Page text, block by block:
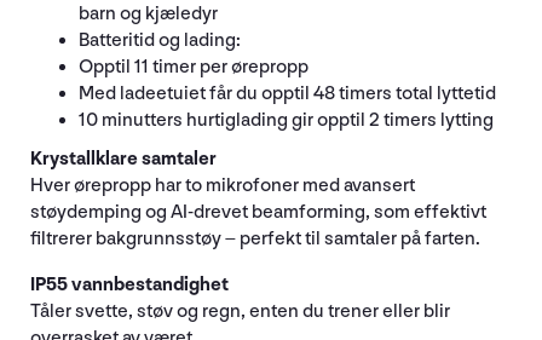
barn og kjæledyr
Batteritid og lading:
Opptil 11 timer per ørepropp
Med ladeetuiet får du opptil 48 timers total lyttetid
10 minutters hurtiglading gir opptil 2 timers lytting
Krystallklare samtaler
Hver ørepropp har to mikrofoner med avansert
støydemping og AI-drevet beamforming, som effektivt
filtrerer bakgrunnsstøy – perfekt til samtaler på farten.
IP55 vannbestandighet
Tåler svette, støv og regn, enten du trener eller blir